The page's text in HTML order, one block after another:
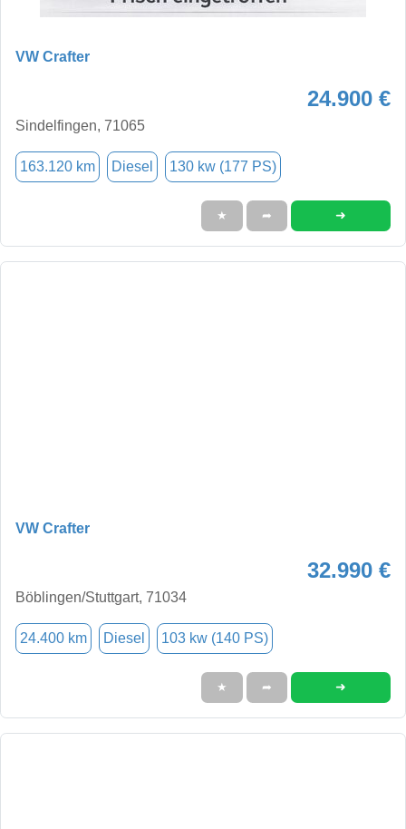
VW Crafter
24.900 €
Sindelfingen, 71065
163.120 km Diesel 130 kw (177 PS)
★ ➦ ➜
VW Crafter
32.990 €
Böblingen/Stuttgart, 71034
24.400 km Diesel 103 kw (140 PS)
★ ➦ ➜